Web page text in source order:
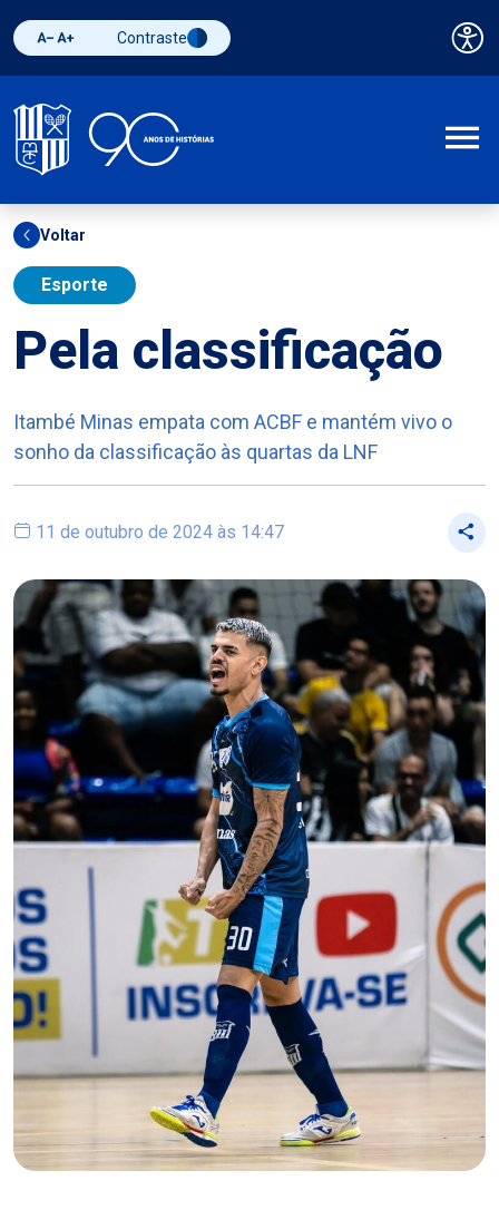
Diminuir fonte
Aumentar fonteAlternar contraste
Contraste
Voltar
Esporte
Pela classificação
Itambé Minas empata com ACBF e mantém vivo o
sonho da classificação às quartas da LNF
11 de outubro de 2024 às 14:47